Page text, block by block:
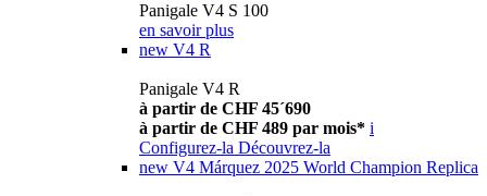
Panigale V4 S 100
en savoir plus
new V4 R
Panigale V4 R
à partir de CHF 45´690
à partir de CHF 489 par mois* i
Configurez-la Découvrez-la
new V4 Márquez 2025 World Champion Replica